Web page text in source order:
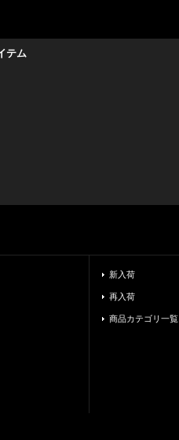
テム
新入荷
再入荷
商品カテゴリ一覧